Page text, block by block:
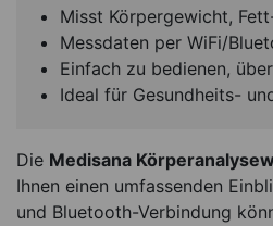
Misst Körpergewicht,
Messdaten per WiFi/
Einfach zu bedienen,
Ideal für Gesundheits-
Die Medisana
Ihnen einen umfassenden
und Bluetooth-Verbindung